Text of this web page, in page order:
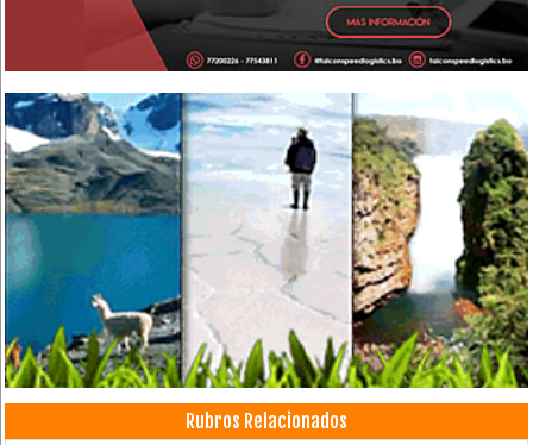
Rubros Relacionados